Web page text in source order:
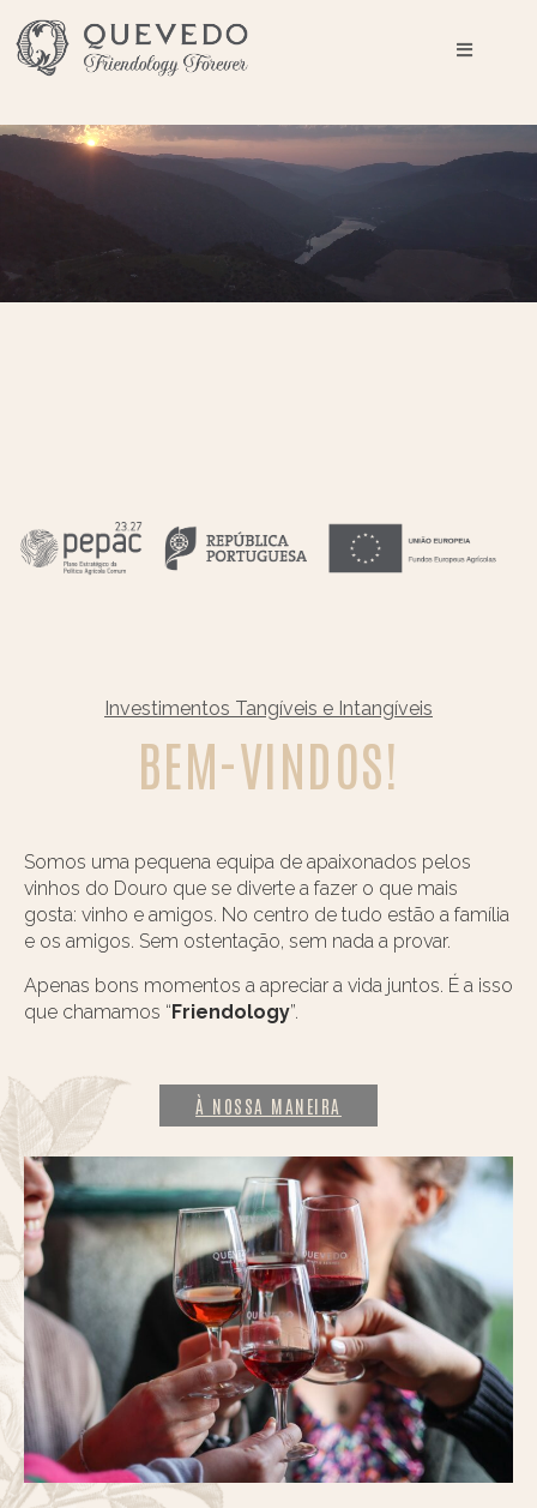
Investimentos Tangíveis e Intangíveis
BEM-VINDOS!
Somos uma pequena equipa de apaixonados pelos
vinhos do Douro que se diverte a fazer o que mais
gosta: vinho e amigos. No centro de tudo estão a família
e os amigos. Sem ostentação, sem nada a provar.
Apenas bons momentos a apreciar a vida juntos. É a isso
que chamamos “Friendology”.
À NOSSA MANEIRA